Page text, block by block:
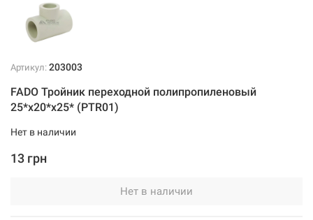
Артикул: 203003
FADO Тройник переходной полипропиленовый
25*x20*x25* (PTR01)
Нет в наличии
13 грн
Нет в наличии